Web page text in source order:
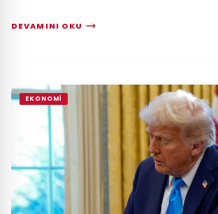
DEVAMINI OKU
EKONOMI